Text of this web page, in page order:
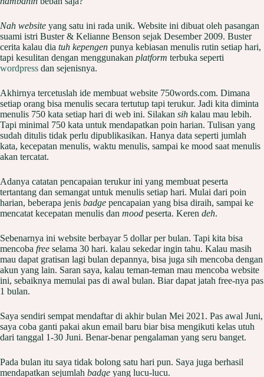
Nah website yang satu ini rada unik. Website ini dibuat oleh pasangan
suami istri Buster & Kelianne Benson sejak Desember 2009. Buster
cerita kalau dia tuh kepengen punya kebiasan menulis rutin setiap hari,
tapi kesulitan dengan menggunakan platform terbuka seperti
wordpress dan sejenisnya.
Akhirnya tercetuslah ide membuat website 750words.com. Dimana
setiap orang bisa menulis secara tertutup tapi terukur. Jadi kita diminta
menulis 750 kata setiap hari di web ini. Silakan sih kalau mau lebih.
Tapi minimal 750 kata untuk mendapatkan poin harian. Tulisan yang
sudah ditulis tidak perlu dipublikasikan. Hanya data seperti jumlah
kata, kecepatan menulis, waktu menulis, sampai ke mood saat menulis
akan tercatat.
Adanya catatan pencapaian terukur ini yang membuat peserta
tertantang dan semangat untuk menulis setiap hari. Mulai dari poin
harian, beberapa jenis badge pencapaian yang bisa diraih, sampai ke
mencatat kecepatan menulis dan mood peserta. Keren deh.
Sebenarnya ini website berbayar 5 dollar per bulan. Tapi kita bisa
mencoba free selama 30 hari. kalau sekedar ingin tahu. Kalau masih
mau dapat gratisan lagi bulan depannya, bisa juga sih mencoba dengan
akun yang lain. Saran saya, kalau teman-teman mau mencoba website
ini, sebaiknya memulai pas di awal bulan. Biar dapat jatah free-nya pas
1 bulan.
Saya sendiri sempat mendaftar di akhir bulan Mei 2021. Pas awal Juni,
saya coba ganti pakai akun email baru biar bisa mengikuti kelas utuh
dari tanggal 1-30 Juni. Benar-benar pengalaman yang seru banget.
Pada bulan itu saya tidak bolong satu hari pun. Saya juga berhasil
mendapatkan sejumlah badge yang lucu-lucu.